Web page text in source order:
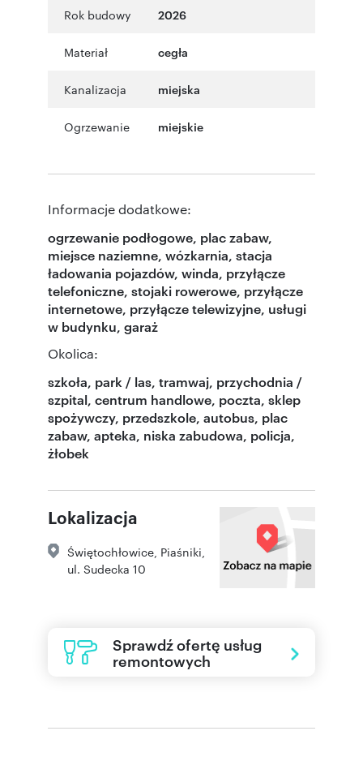
Rok budowy 2026
Materiał cegła
Kanalizacja miejska
Ogrzewanie miejskie
Informacje dodatkowe:
ogrzewanie podłogowe, plac zabaw,
miejsce naziemne, wózkarnia, stacja
ładowania pojazdów, winda, przyłącze
telefoniczne, stojaki rowerowe, przyłącze
internetowe, przyłącze telewizyjne, usługi
w budynku, garaż
Okolica:
szkoła, park / las, tramwaj, przychodnia /
szpital, centrum handlowe, poczta, sklep
spożywczy, przedszkole, autobus, plac
zabaw, apteka, niska zabudowa, policja,
żłobek
Lokalizacja
Świętochłowice Piaśniki
ul. Sudecka 10
Sprawdź ofertę usług
remontowych